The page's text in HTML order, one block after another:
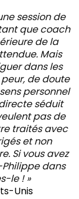
session de
que coach
de la
Mais
dans les
de doute
personnel
séduit
pas de
traités avec
et non
Si vous avez
dans
le ! »
Unis